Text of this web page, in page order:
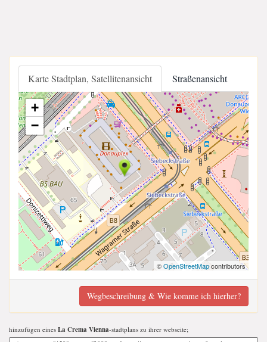
Karte Stadtplan, Satellitenansicht Straßenansicht
+
−
©OpenStreetMapcontributors
Wegbeschreibung & Wie komme ich hierher?
hinzufügen eines La Crema Vienna-stadtplans zu ihrer webseite;